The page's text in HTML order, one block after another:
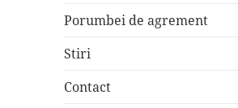
Porumbei de agrement
Stiri
Contact